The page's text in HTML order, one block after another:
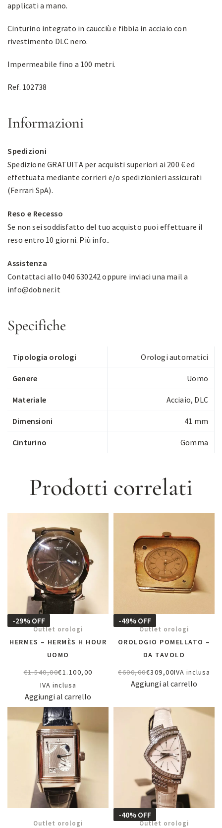
applicati a mano.
Cinturino integrato in caucciù e fibbia in acciaio con
rivestimento DLC nero.
Impermeabile fino a 100 metri.
Ref. 102738
Informazioni
Spedizioni
Spedizione GRATUITA per acquisti superiori ai 200 € ed
effettuata mediante corrieri e/o spedizionieri assicurati
(Ferrari SpA).
Reso e Recesso
Se non sei soddisfatto del tuo acquisto puoi effettuare il
reso entro 10 giorni. Più info..
Assistenza
Contattaci allo 040 630242 oppure inviaci una mail a
info@dobner.it
Specifiche
Tipologia orologi Orologi automatici
Genere Uomo
Materiale Acciaio, DLC
Dimensioni 41 mm
Cinturino Gomma
Prodotti correlati
-29% OFF
Outlet orologi
HERMES – HERMÈS H HOUR
UOMO
€1.540,00€1.100,00
IVA inclusa
Aggiungi al carrello
-49% OFF
Outlet orologi
OROLOGIO POMELLATO –
DA TAVOLO
€600,00€309,00IVA inclusa
Aggiungi al carrello
Outlet orologi
-40% OFF
Outlet orologi